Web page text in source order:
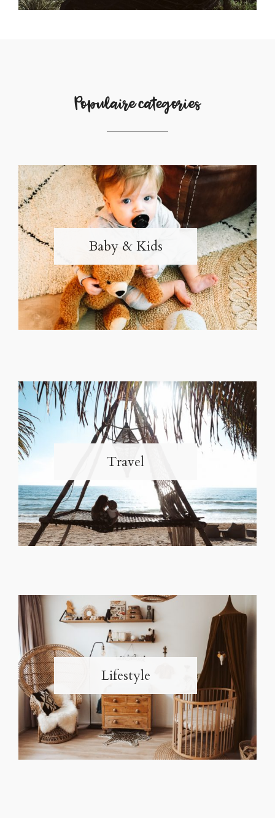
Populaire categories
Baby & Kids
Travel
Lifestyle